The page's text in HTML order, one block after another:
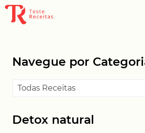
Navegue por
Detox natural